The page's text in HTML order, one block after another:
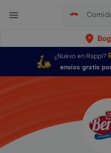
¿Nuevo en Rappi?
envíos gratis